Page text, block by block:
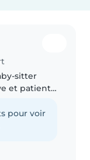
sitter
et patiente
de
et les
pour voir